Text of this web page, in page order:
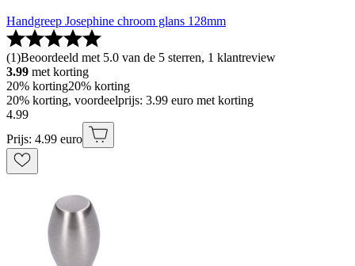
Handgreep Josephine chroom glans 128mm
(1)Beoordeeld met 5.0 van de 5 sterren, 1 klantreview
3.99 met korting
20% korting20% korting
20% korting, voordeelprijs: 3.99 euro met korting
4.99
Prijs: 4.99 euro